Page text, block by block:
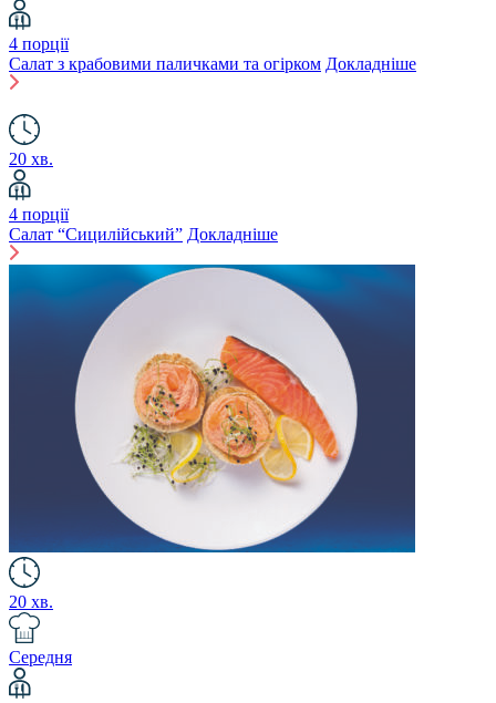
4 порції
Салат з крабовими паличками та огірком Докладніше
20 хв.
4 порції
Салат “Сицилійський” Докладніше
20 хв.
Середня